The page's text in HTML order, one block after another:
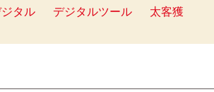
タル デジタルツール
太客獲